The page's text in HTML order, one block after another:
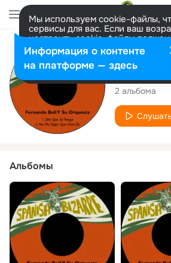
Мы используем cookie-файлы,
сервисы для вас. Если ваш
настроить cookie-файлы
представитель. Больше
Разрешить все Настроить
2 альбома
Альбомы
Информация о контенте
на платформе — здесь